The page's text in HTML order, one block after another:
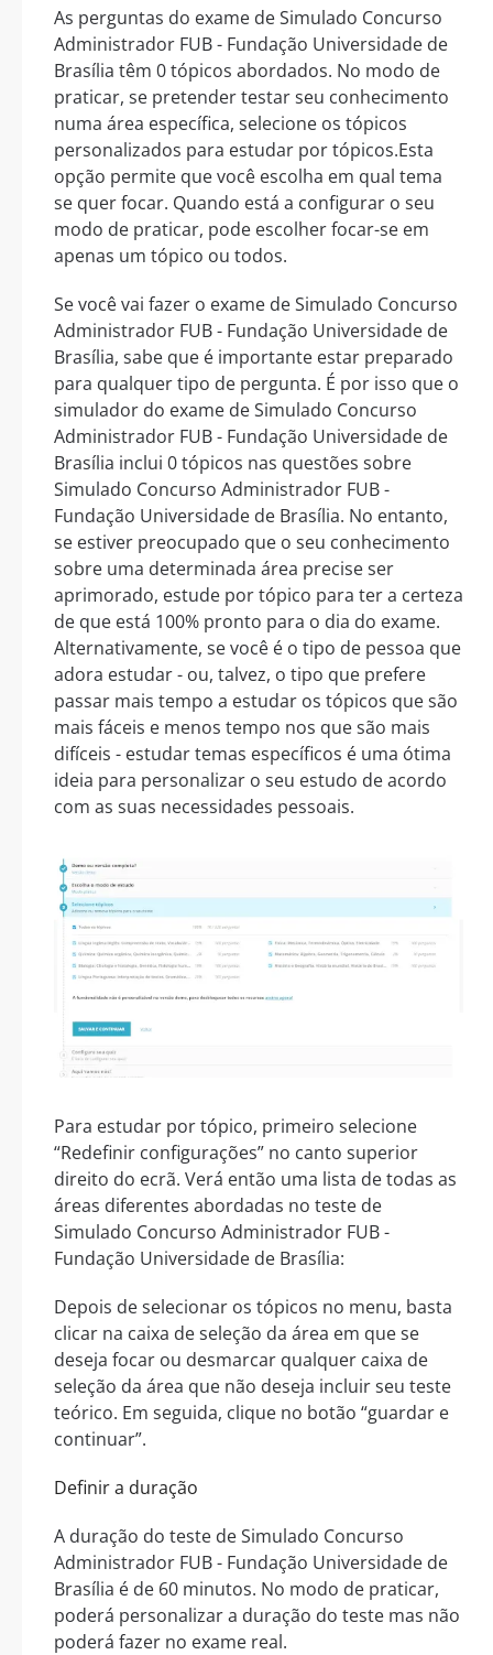
As perguntas do exame de Simulado Concurso
Administrador FUB - Fundação Universidade de
Brasília têm 0 tópicos abordados. No modo de
praticar, se pretender testar seu conhecimento
numa área específica, selecione os tópicos
personalizados para estudar por tópicos.Esta
opção permite que você escolha em qual tema
se quer focar. Quando está a configurar o seu
modo de praticar, pode escolher focar-se em
apenas um tópico ou todos.
Se você vai fazer o exame de Simulado Concurso
Administrador FUB - Fundação Universidade de
Brasília, sabe que é importante estar preparado
para qualquer tipo de pergunta. É por isso que o
simulador do exame de Simulado Concurso
Administrador FUB - Fundação Universidade de
Brasília inclui 0 tópicos nas questões sobre
Simulado Concurso Administrador FUB -
Fundação Universidade de Brasília. No entanto,
se estiver preocupado que o seu conhecimento
sobre uma determinada área precise ser
aprimorado, estude por tópico para ter a certeza
de que está 100% pronto para o dia do exame.
Alternativamente, se você é o tipo de pessoa que
adora estudar - ou, talvez, o tipo que prefere
passar mais tempo a estudar os tópicos que são
mais fáceis e menos tempo nos que são mais
difíceis - estudar temas específicos é uma ótima
ideia para personalizar o seu estudo de acordo
com as suas necessidades pessoais.
Para estudar por tópico, primeiro selecione
“Redefinir configurações” no canto superior
direito do ecrã. Verá então uma lista de todas as
áreas diferentes abordadas no teste de
Simulado Concurso Administrador FUB -
Fundação Universidade de Brasília:
Depois de selecionar os tópicos no menu, basta
clicar na caixa de seleção da área em que se
deseja focar ou desmarcar qualquer caixa de
seleção da área que não deseja incluir seu teste
teórico. Em seguida, clique no botão “guardar e
continuar”.
Definir a duração
A duração do teste de Simulado Concurso
Administrador FUB - Fundação Universidade de
Brasília é de 60 minutos. No modo de praticar,
poderá personalizar a duração do teste mas não
poderá fazer no exame real.